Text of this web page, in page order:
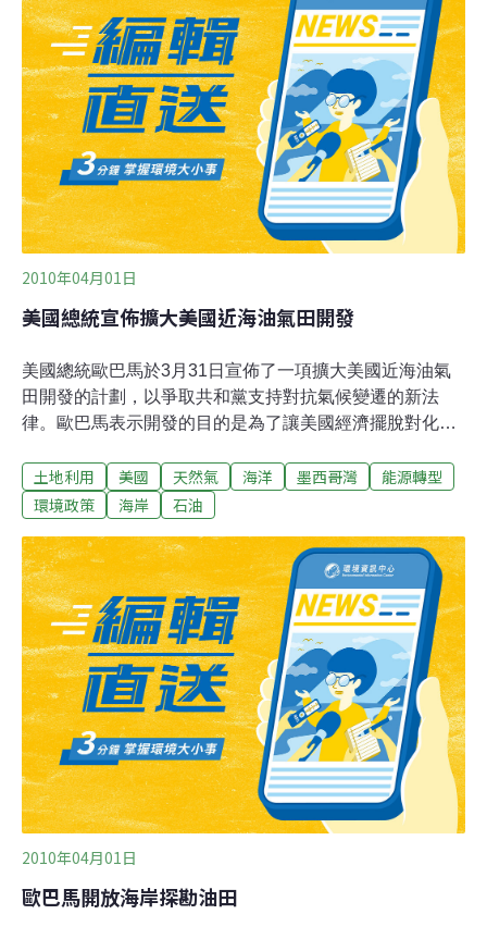
用柴油。越洋發表聲明說，「聯合處理小組無法在平台沉
沒前阻止碳氫化合物的流動，我們正與英國石油(BP)與海
岸防衛隊密切合作，討論平台沉沒帶來的衝擊以及後續計
畫。」「美國海岸防衛隊已經備有減輕這類意外造成環
2010年04月01日
美國總統宣佈擴大美國近海油氣田開發
美國總統歐巴馬於3月31日宣佈了一項擴大美國近海油氣
田開發的計劃，以爭取共和黨支持對抗氣候變遷的新法
律。歐巴馬表示開發的目的是為了讓美國經濟擺脫對化石
能源；該計畫將結束長期以來不許在美國大西洋沿岸、墨
西哥灣東部海域從事油氣田開發活動的禁令。歐巴馬需要
量。他同時警告擴大鑽探並非因應美國能源挑戰的萬靈
藥。但綠色和平組織總幹事拉德福德在一份聲明中表示，
在中國和德國都在努力爭取獲得乾淨能源的時候，這項立
法將加劇美國對石油的依賴。此舉可能也會使該地區的海
岸和沿海社區的環境受到破壞，也會造成更多的污染和氣
候變化。
土地利用 美國 天然氣 海洋 墨西哥灣
能源轉型
環境政策
海岸 石油
2010年04月01日
歐巴馬開放海岸探勘油田